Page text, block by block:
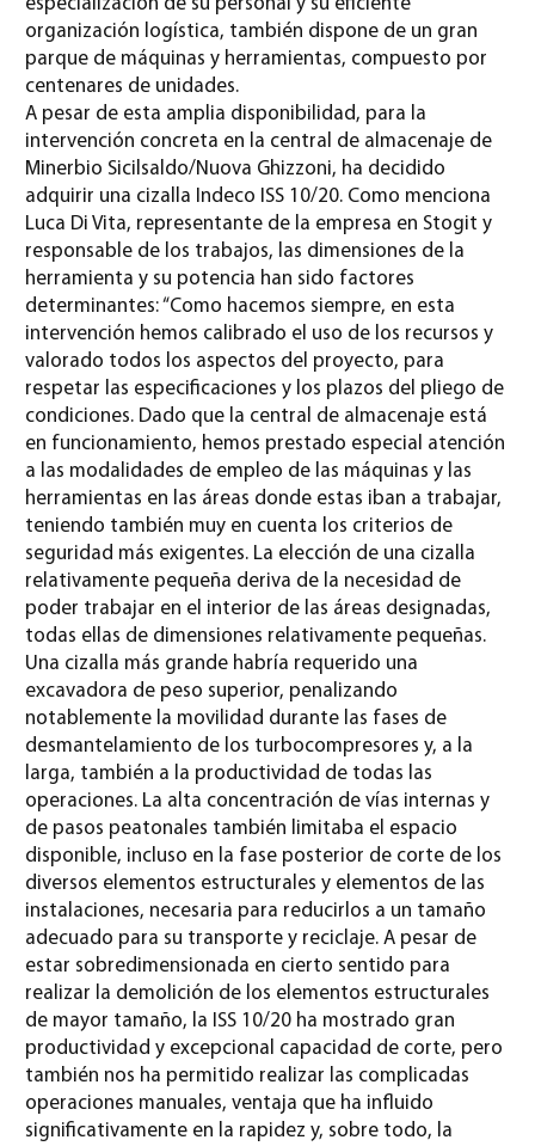
organización logística, también dispone de un gran
parque de máquinas y herramientas, compuesto por
centenares de unidades.
A pesar de esta amplia disponibilidad, para la
intervención concreta en la central de almacenaje de
Minerbio Sicilsaldo/Nuova Ghizzoni, ha decidido
adquirir una cizalla Indeco ISS 10/20. Como menciona
Luca Di Vita, representante de la empresa en Stogit y
responsable de los trabajos, las dimensiones de la
herramienta y su potencia han sido factores
determinantes: “Como hacemos siempre, en esta
intervención hemos calibrado el uso de los recursos y
valorado todos los aspectos del proyecto, para
respetar las especificaciones y los plazos del pliego de
condiciones. Dado que la central de almacenaje está
en funcionamiento, hemos prestado especial atención
a las modalidades de empleo de las máquinas y las
herramientas en las áreas donde estas iban a trabajar,
teniendo también muy en cuenta los criterios de
seguridad más exigentes. La elección de una cizalla
relativamente pequeña deriva de la necesidad de
poder trabajar en el interior de las áreas designadas,
todas ellas de dimensiones relativamente pequeñas.
Una cizalla más grande habría requerido una
excavadora de peso superior, penalizando
notablemente la movilidad durante las fases de
desmantelamiento de los turbocompresores y, a la
larga, también a la productividad de todas las
operaciones. La alta concentración de vías internas y
de pasos peatonales también limitaba el espacio
disponible, incluso en la fase posterior de corte de los
diversos elementos estructurales y elementos de las
instalaciones, necesaria para reducirlos a un tamaño
adecuado para su transporte y reciclaje. A pesar de
estar sobredimensionada en cierto sentido para
realizar la demolición de los elementos estructurales
de mayor tamaño, la ISS 10/20 ha mostrado gran
productividad y excepcional capacidad de corte, pero
también nos ha permitido realizar las complicadas
operaciones manuales, ventaja que ha influido
significativamente en la rapidez y, sobre todo, la